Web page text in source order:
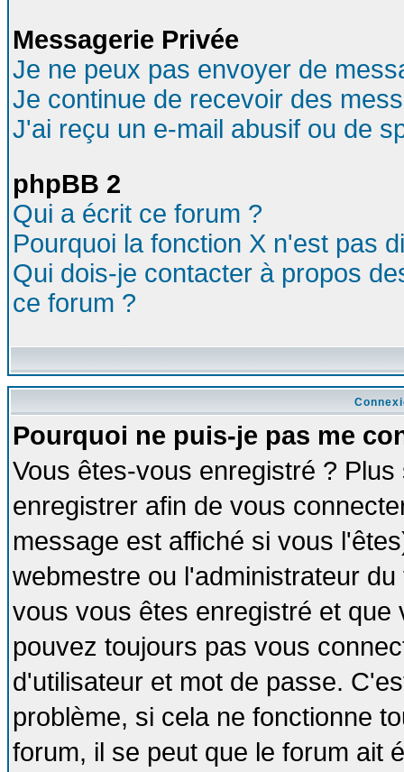
Messagerie Privée
Je ne peux pas envoyer de
Je continue de recevoir des
J'ai reçu un e-mail abusif ou de
phpBB 2
Qui a écrit ce forum ?
Pourquoi la fonction X n'est pas
Qui dois-je contacter à propos
ce forum ?
Pourquoi ne puis-je pas me
Vous êtes-vous enregistré ?
enregistrer afin de vous
message est affiché si vous
webmestre ou l'administrateur
vous vous êtes enregistré et
pouvez toujours pas vous
d'utilisateur et mot de passe.
problème, si cela ne fonctionne
forum, il se peut que le forum ait